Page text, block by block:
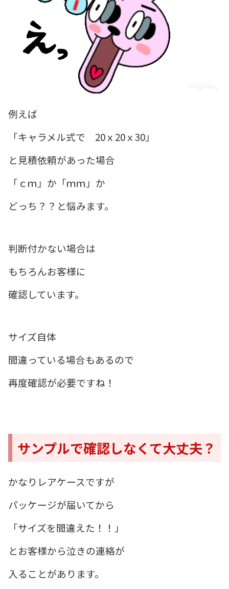
例えば
「キャラメル式で 20ｘ20ｘ30」
と見積依頼があった場合
「ｃｍ」か「ｍｍ」か
どっち？？と悩みます。
判断付かない場合は
もちろんお客様に
確認しています。
サイズ自体
間違っている場合もあるので
再度確認が必要ですね！
サンプルで確認しなくて大丈夫？
かなりレアケースですが
パッケージが届いてから
「サイズを間違えた！！」
とお客様から泣きの連絡が
入ることがあります。